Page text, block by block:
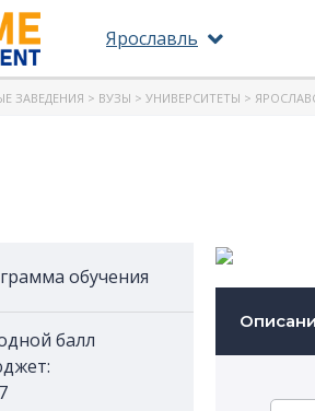
Ярославль
ЗАВЕДЕНИЯ > ВУЗЫ > УНИВЕРСИТЕТЫ >
обучения
балл